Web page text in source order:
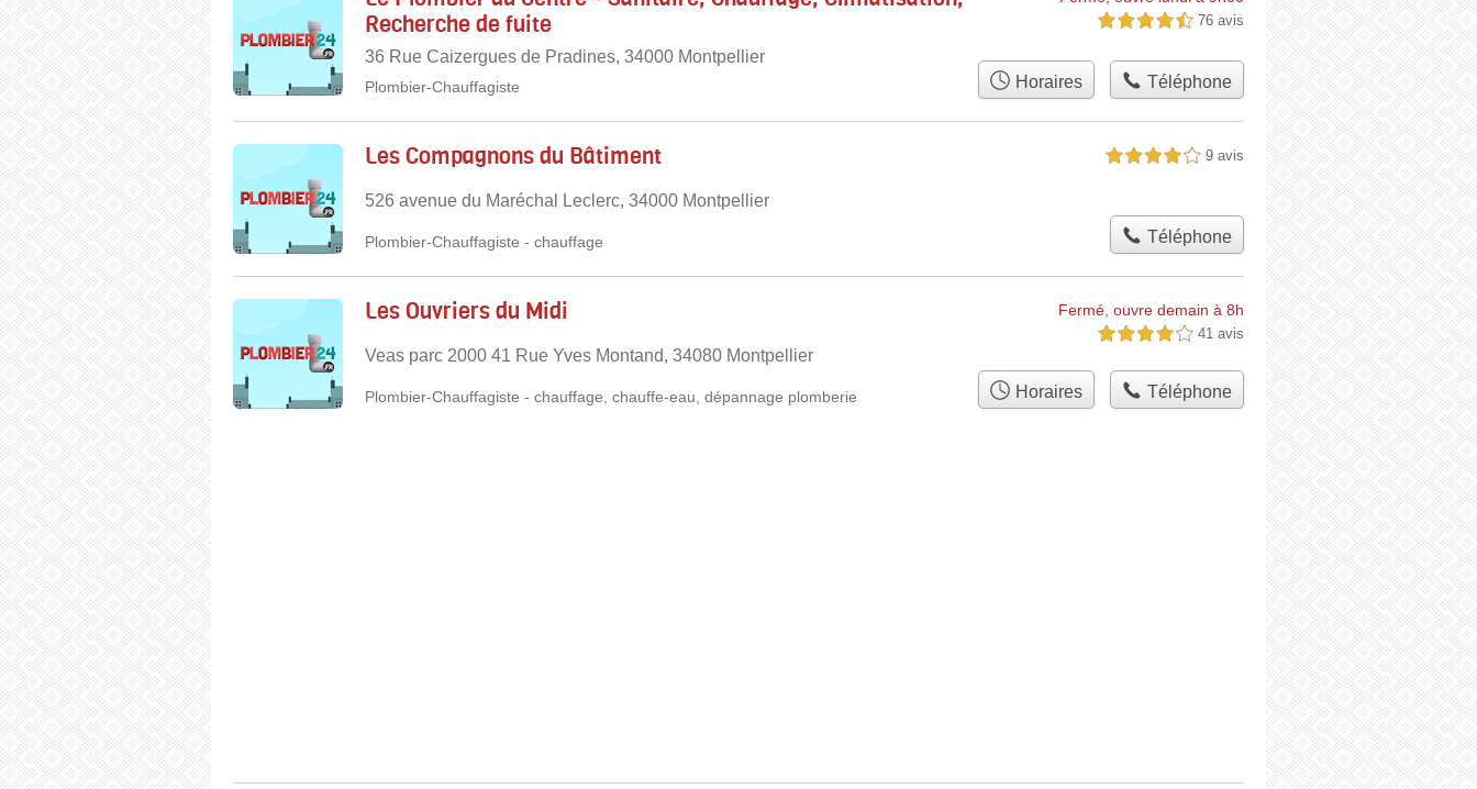
Recherche de fuite
36 Rue Caizergues de Pradines, 34000 Montpellier
4,5 étoiles sur 5 76 avis
Plombier-Chauffagiste Horaires Téléphone
Les Compagnons du Bâtiment
526 avenue du Maréchal Leclerc, 34000 Montpellier
4,0 étoiles sur 5 9 avis
Plombier-Chauffagiste - chauffage Téléphone
Les Ouvriers du Midi
Veas parc 2000 41 Rue Yves Montand, 34080 Montpellier
Fermé, ouvre demain à 8h
4,0 étoiles sur 5 41 avis
Plombier-Chauffagiste - chauffage chauffe-eau dépannage plomberie Horaires Téléphone